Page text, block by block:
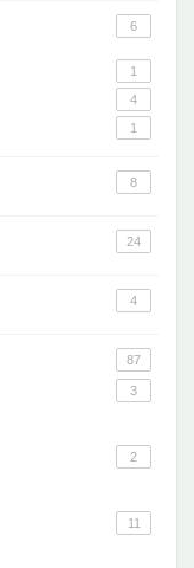
6
1
4
1
8
24
4
87
3
2
11